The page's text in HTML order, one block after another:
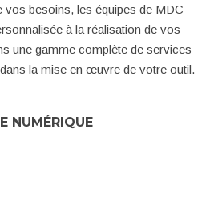
vos besoins, les équipes de MDC
à la réalisation de vos
une gamme complète de services
la mise en œuvre de votre outil.
NUMÉRIQUE